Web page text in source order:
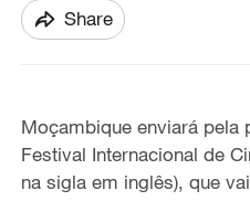
Share
Moçambique enviará pela
Festival Internacional de
na sigla em inglês), que